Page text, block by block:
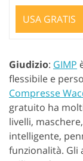
USA GRATIS
Giudizio: GIMP
flessibile e
Compresse
gratuito ha
livelli,
intelligente,
funzionalità. Gli